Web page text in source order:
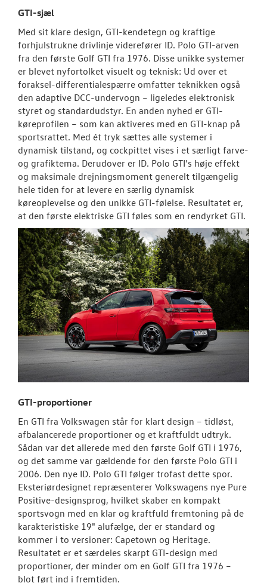
GTI-sjæl
Med sit klare design, GTI-kendetegn og kraftige
forhjulstrukne drivlinje viderefører ID. Polo GTI-arven
fra den første Golf GTI fra 1976. Disse unikke systemer
er blevet nyfortolket visuelt og teknisk: Ud over et
foraksel-differentialespærre omfatter teknikken også
den adaptive DCC-undervogn – ligeledes elektronisk
styret og standardudstyr. En anden nyhed er GTI-
køreprofilen – som kan aktiveres med en GTI-knap på
sportsrattet. Med ét tryk sættes alle systemer i
dynamisk tilstand, og cockpittet vises i et særligt farve-
og grafiktema. Derudover er ID. Polo GTI’s høje effekt
og maksimale drejningsmoment generelt tilgængelig
hele tiden for at levere en særlig dynamisk
køreoplevelse og den unikke GTI-følelse. Resultatet er,
at den første elektriske GTI føles som en rendyrket GTI.
GTI-proportioner
En GTI fra Volkswagen står for klart design – tidløst,
afbalancerede proportioner og et kraftfuldt udtryk.
Sådan var det allerede med den første Golf GTI i 1976,
og det samme var gældende for den første Polo GTI i
2006. Den nye ID. Polo GTI følger trofast dette spor.
Eksteriørdesignet repræsenterer Volkswagens nye Pure
Positive-designsprog, hvilket skaber en kompakt
sportsvogn med en klar og kraftfuld fremtoning på de
karakteristiske 19" alufælge, der er standard og
kommer i to versioner: Capetown og Heritage.
Resultatet er et særdeles skarpt GTI-design med
proportioner, der minder om en Golf GTI fra 1976 –
blot ført ind i fremtiden.